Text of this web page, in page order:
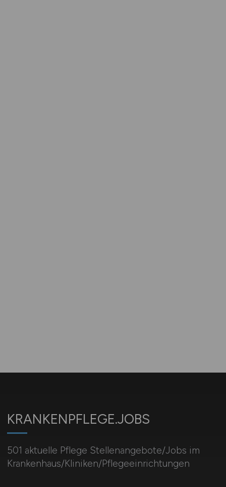
KRANKENPFLEGE.JOBS
501 aktuelle Pflege Stellenangebote/Jobs im
Krankenhaus/Kliniken/Pflegeeinrichtungen